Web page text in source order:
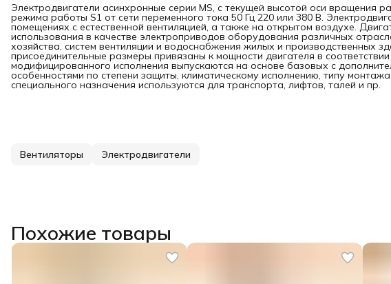
Электродвигатели асинхронные серии MS, с текущей высотой оси вращения
режима работы S1 от сети переменного тока 50 Гц 220 или 380 B.
помещениях с естественной вентиляцией, а также на открытом воздухе.
использования в качестве электроприводов оборудования различных
хозяйства, систем вентиляции и водоснабжения жилых и производственных
присоединительные размеры привязаны к мощности двигателя в соответствии
модифицированного исполнения выпускаются на основе базовых с
особенностями по степени защиты, климатическому исполнению, типу
специального назначения используются для транспорта, лифтов, талей и пр.
Вентиляторы Электродвигатели
Похожие товары